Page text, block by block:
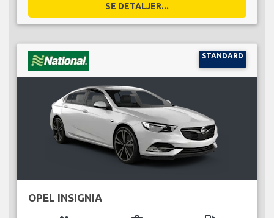
SE DETALJER...
STANDARD
OPEL INSIGNIA